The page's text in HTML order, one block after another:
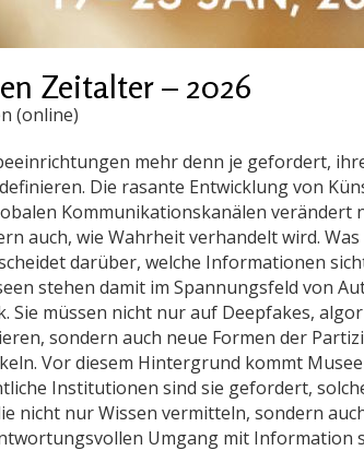
Zeitalter – 2026
(online)
mehr denn je gefordert,
Die rasante Entwicklung von
Kommunikationskanälen verändert
auch, wie Wahrheit verhandelt wird.
darüber, welche Informationen
stehen damit im Spannungsfeld von
müssen nicht nur auf Deepfakes,
sondern auch neue Formen der
Vor diesem Hintergrund kommt
Institutionen sind sie gefordert,
nicht nur Wissen vermitteln, sondern
Umgang mit Information